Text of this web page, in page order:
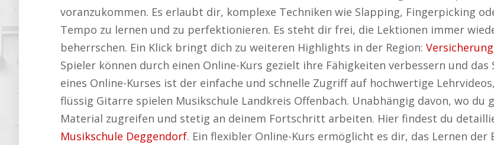
voranzukommen. Es erlaubt dir, komplexe Techniken wie Slapping, Fingerpicking
Tempo zu lernen und zu perfektionieren. Es steht dir frei, die Lektionen immer
beherrschen. Ein Klick bringt dich zu weiteren Highlights in der Region:
Spieler können durch einen Online-Kurs gezielt ihre Fähigkeiten verbessern und
eines Online-Kurses ist der einfache und schnelle Zugriff auf hochwertige
flüssig Gitarre spielen Musikschule Landkreis Offenbach. Unabhängig davon, wo
Material zugreifen und stetig an deinem Fortschritt arbeiten. Hier findest du
Musikschule Deggendorf. Ein flexibler Online-Kurs ermöglicht es dir, das Lernen der